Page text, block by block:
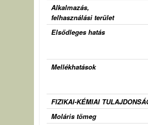
Alkalmazás,
felhasználási terület
Elsődleges hatás
Mellékhatások
FIZIKAI-KÉMIAI
Moláris tömeg